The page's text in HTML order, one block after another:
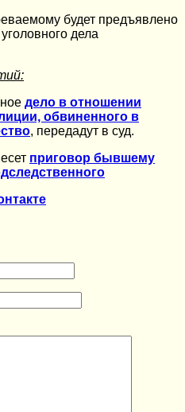
будет предъявлено
дела
дело в отношении
обвиненного в
, передадут в суд.
приговор бывшему